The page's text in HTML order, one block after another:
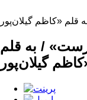
/ به قلم